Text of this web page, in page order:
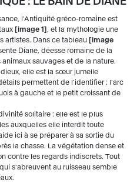
l'Antiquité gréco-romaine est
image 1 , et la mythologie une
artistes. Dans ce tableau
image
Diane, déesse romaine de la
sauvages et de la nature.
elle est la sœur jumelle
permettent de l'identifier : l'arc
à gauche et le petit croissant de
solitaire : elle est le plus
auxquelles elle interdit toute
ici à se préparer à sa sortie du
la chasse. La végétation dense et
contre les regards indiscrets. Tout
s'abreuvent au ruisseau semble